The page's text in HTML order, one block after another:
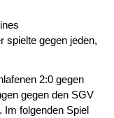
spielte gegen jeden,
2:0 gegen
gegen den SGV
Im folgenden Spiel